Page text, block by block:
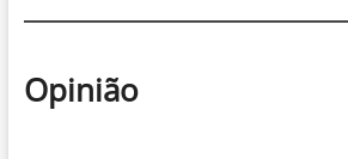
Opinião